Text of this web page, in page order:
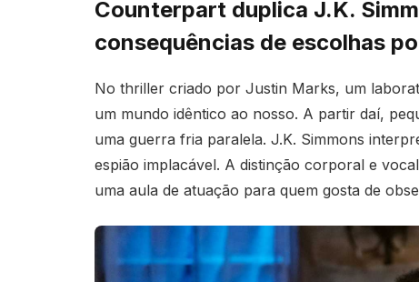
Counterpart duplica J.K.
consequências de escolhas
No thriller criado por Justin Marks, um
um mundo idêntico ao nosso. A partir daí,
uma guerra fria paralela. J.K. Simmons
espião implacável. A distinção corporal e
uma aula de atuação para quem gosta de